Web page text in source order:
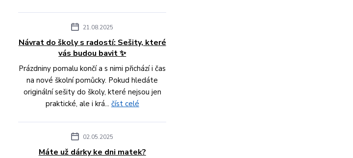
21.08.2025
Návrat do školy s radostí: Sešity, které
vás budou bavit ✨
Prázdniny pomalu končí a s nimi přichází i čas
na nové školní pomůcky. Pokud hledáte
originální sešity do školy, které nejsou jen
praktické, ale i krá... číst celé
02.05.2025
Máte už dárky ke dni matek?